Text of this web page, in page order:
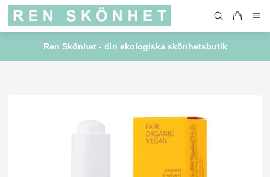
Ren Skönhet - din ekologiska skönhetsbutik